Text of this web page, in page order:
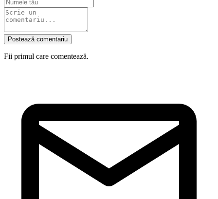
Postează comentariu
Fii primul care comentează.